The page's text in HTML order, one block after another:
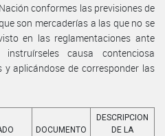
conformes las previsiones de
son mercaderías a las que no se
en las reglamentaciones ante
causa contenciosa
aplicándose de corresponder las
DOCUMENTO
DESCRIPCION
DE LA